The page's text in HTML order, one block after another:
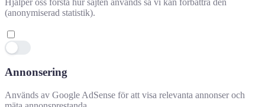
Hjälpte denna information dig?
✕
Hjälper oss förstå hur sajten används så vi kan förbättra den
(anonymiserad statistik).
Annonsering
Används av Google AdSense för att visa relevanta annonser och